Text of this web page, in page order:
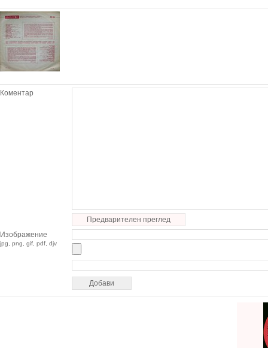
Коментар
Предварителен преглед
Изображение
jpg, png, gif, pdf, djv